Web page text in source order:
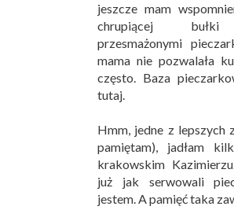
jeszcze mam
chrupiącej bułki
przesmażonymi
mama nie pozwalała
często. Baza
tutaj.
Hmm, jedne z lepszych
pamiętam), jadłam
krakowskim
już jak serwowali
jestem. A pamięć taka